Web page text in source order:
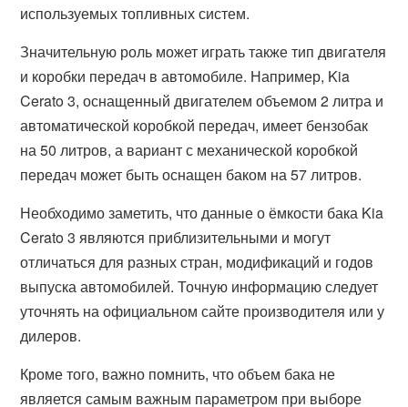
используемых топливных систем.
Значительную роль может играть также тип двигателя
и коробки передач в автомобиле. Например, Kia
Cerato 3, оснащенный двигателем объемом 2 литра и
автоматической коробкой передач, имеет бензобак
на 50 литров, а вариант с механической коробкой
передач может быть оснащен баком на 57 литров.
Необходимо заметить, что данные о ёмкости бака Kia
Cerato 3 являются приблизительными и могут
отличаться для разных стран, модификаций и годов
выпуска автомобилей. Точную информацию следует
уточнять на официальном сайте производителя или у
дилеров.
Кроме того, важно помнить, что объем бака не
является самым важным параметром при выборе